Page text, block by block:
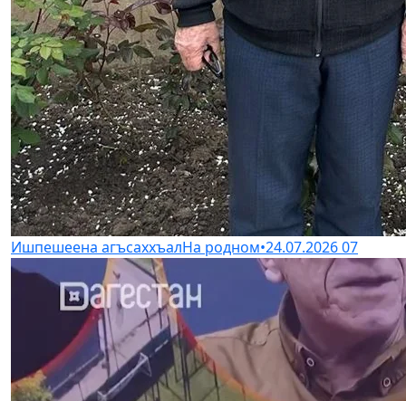
Ишпешеена агъсаххъалНа родном•24.07.202607